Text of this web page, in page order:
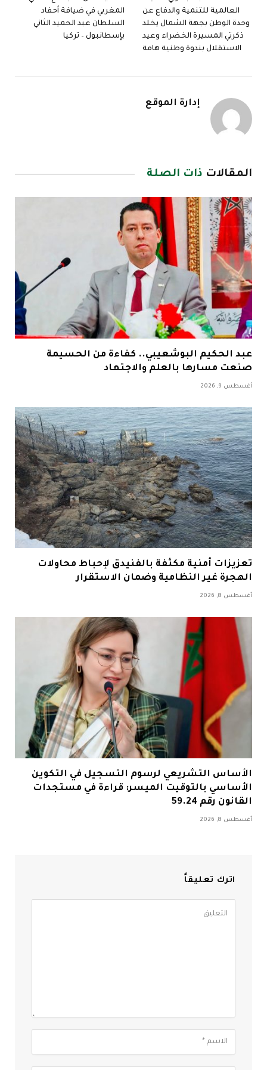
العالمية للتنمية والدفاع عن
وحدة الوطن بجهة الشمال يخلد
ذكرتي المسيرة الخضراء وعيد
الاستقلال بندوة وطنية هامة
المغربي في ضيافة أحفاد
السلطان عبد الحميد الثاني
بإسطانبول – تركيا
إدارة الموقع
المقالات ذات الصلة
عبد الحكيم البوشعيبي.. كفاءة من الحسيمة
صنعت مسارها بالعلم والاجتهاد
أغسطس 9, 2026
تعزيزات أمنية مكثفة بالفنيدق لإحباط محاولات
الهجرة غير النظامية وضمان الاستقرار
أغسطس 8, 2026
الأساس التشريعي لرسوم التسجيل في التكوين
الأساسي بالتوقيت الميسر: قراءة في مستجدات
القانون رقم 59.24
أغسطس 8, 2026
اترك تعليقاً